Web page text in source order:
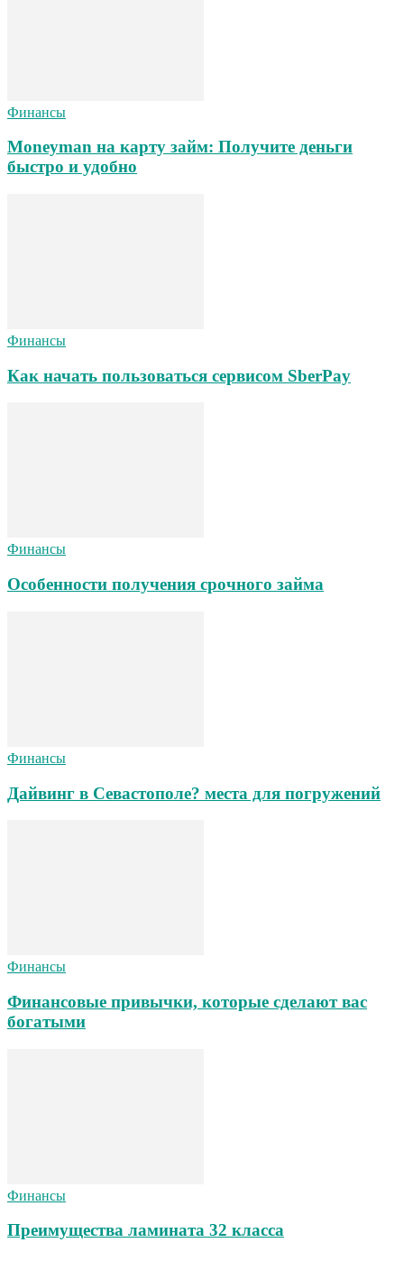
Финансы
Moneyman на карту займ: Получите деньги
быстро и удобно
Финансы
Как начать пользоваться сервисом SberPay
Финансы
Особенности получения срочного займа
Финансы
Дайвинг в Севастополе? места для погружений
Финансы
Финансовые привычки, которые сделают вас
богатыми
Финансы
Преимущества ламината 32 класса